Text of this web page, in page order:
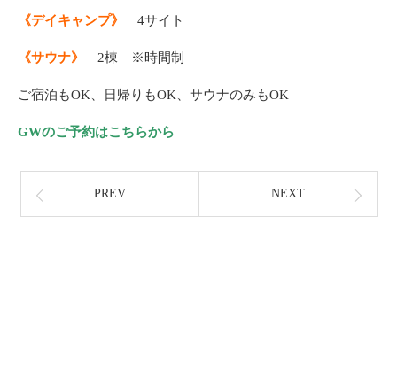
《デイキャンプ》 4サイト
《サウナ》 2棟 ※時間制
ご宿泊もOK、日帰りもOK、サウナのみもOK
GWのご予約はこちらから
PREV NEXT